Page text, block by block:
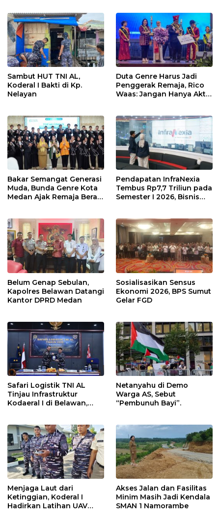
dari 90% aset jaringan
Telkom
Sambut HUT TNI AL,
Koderal I Bakti di Kp.
Nelayan
Duta Genre Harus Jadi
Penggerak Remaja, Rico
Waas: Jangan Hanya Aktif
Bakar Semangat Generasi
Muda, Bunda Genre Kota
Medan Ajak Remaja Berani
Pendapatan InfraNexia
Tembus Rp7,7 Triliun pada
Semester I 2026, Bisnis
Belum Genap Sebulan,
Kapolres Belawan Datangi
Kantor DPRD Medan
Sosialisasikan Sensus
Ekonomi 2026, BPS Sumut
Gelar FGD
Safari Logistik TNI AL
Tinjau Infrastruktur
Kodaeral I di Belawan,
Netanyahu di Demo
Warga AS, Sebut
“Pembunuh Bayi”.
Menjaga Laut dari
Ketinggian, Koderal I
Hadirkan Latihan UAV
Akses Jalan dan Fasilitas
Minim Masih Jadi Kendala
SMAN 1 Namorambe